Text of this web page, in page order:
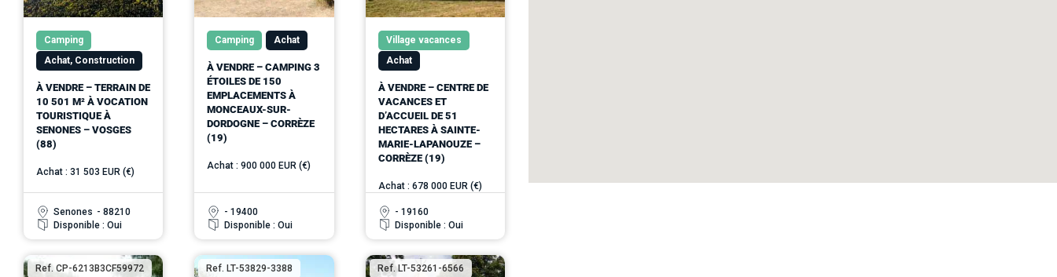
Camping
Achat, Construction
À VENDRE – TERRAIN DE
10 501 M² À VOCATION
TOURISTIQUE À
SENONES – VOSGES
(88)
Achat : 31 503 EUR (€)
Senones - 88210
Disponible : Oui
Camping Achat
À VENDRE – CAMPING 3
ÉTOILES DE 150
EMPLACEMENTS À
MONCEAUX-SUR-
DORDOGNE – CORRÈZE
(19)
Achat : 900 000 EUR (€)
- 19400
Disponible : Oui
Village vacances
Achat
À VENDRE – CENTRE DE
VACANCES ET
D’ACCUEIL DE 51
HECTARES À SAINTE-
MARIE-LAPANOUZE –
CORRÈZE (19)
Achat : 678 000 EUR (€)
- 19160
Disponible : Oui
Ref. CP-6213B3CF59972 Ref. LT-53829-3388 Ref. LT-53261-6566